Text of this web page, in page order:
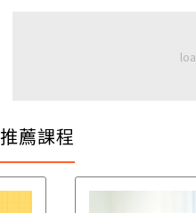
推薦課程